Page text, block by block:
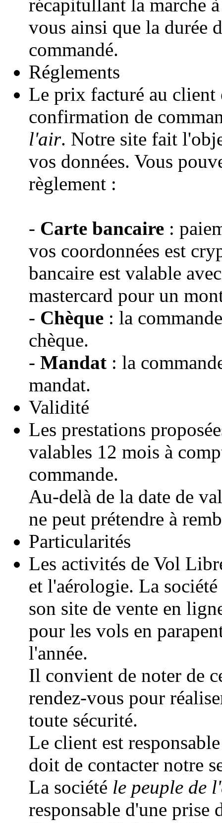
récapitullant la marche
vous ainsi que la durée
commandé.
Réglements
Le prix facturé au
confirmation de
l'air. Notre site fait
vos données. Vous
règlement :
- Carte bancaire :
vos coordonnées est
bancaire est valable
mastercard pour un
- Chèque : la
chèque.
- Mandat : la
mandat.
Validité
Les prestations
valables 12 mois à
commande.
Au-delà de la date de
ne peut prétendre à
Particularités
Les activités de Vol
et l'aérologie. La société
son site de vente en
pour les vols en
l'année.
Il convient de noter de
rendez-vous pour
toute sécurité.
Le client est
doit de contacter notre
La société le peuple de
responsable d'une prise